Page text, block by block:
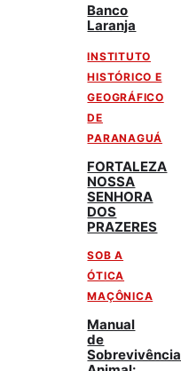
Banco
Laranja
INSTITUTO
HISTÓRICO E
GEOGRÁFICO
DE
PARANAGUÁ
FORTALEZA
NOSSA
SENHORA
DOS
PRAZERES
SOB A
ÓTICA
MAÇÔNICA
Manual
de
Sobrevivência